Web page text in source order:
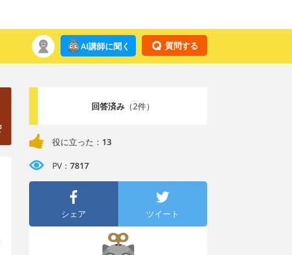
質問する
AI講師に聞く
回答済み（2件）
役に立った： 13
PV： 7817
シェア ツイート